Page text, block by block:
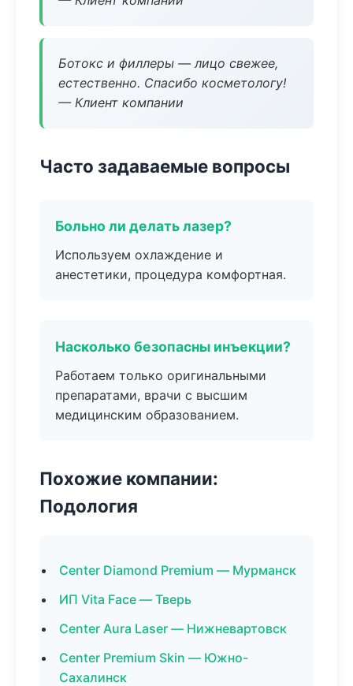
Ботокс и филлеры — лицо свежее,
естественно. Спасибо косметологу!
— Клиент компании
Часто задаваемые вопросы
Больно ли делать лазер?
Используем охлаждение и
анестетики, процедура комфортная.
Насколько безопасны инъекции?
Работаем только оригинальными
препаратами, врачи с высшим
медицинским образованием.
Похожие компании:
Подология
Center Diamond Premium — Мурманск
ИП Vita Face — Тверь
Center Aura Laser — Нижневартовск
Center Premium Skin — Южно-
Сахалинск